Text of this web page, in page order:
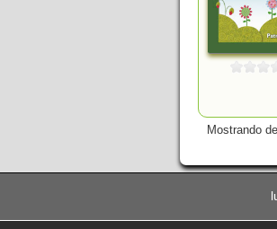
Mostrando